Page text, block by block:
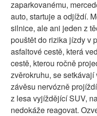
zaparkovanému,
auto, startuje a odjíždí.
silnice, ale ani jeden z
pouštět do rizika jízdy v
asfaltové cestě, která
cestě, kterou ročně
zvěrokruhu, se
závěsu nervózně
z lesa vyjíždějící SUV,
nedokáže reagovat.